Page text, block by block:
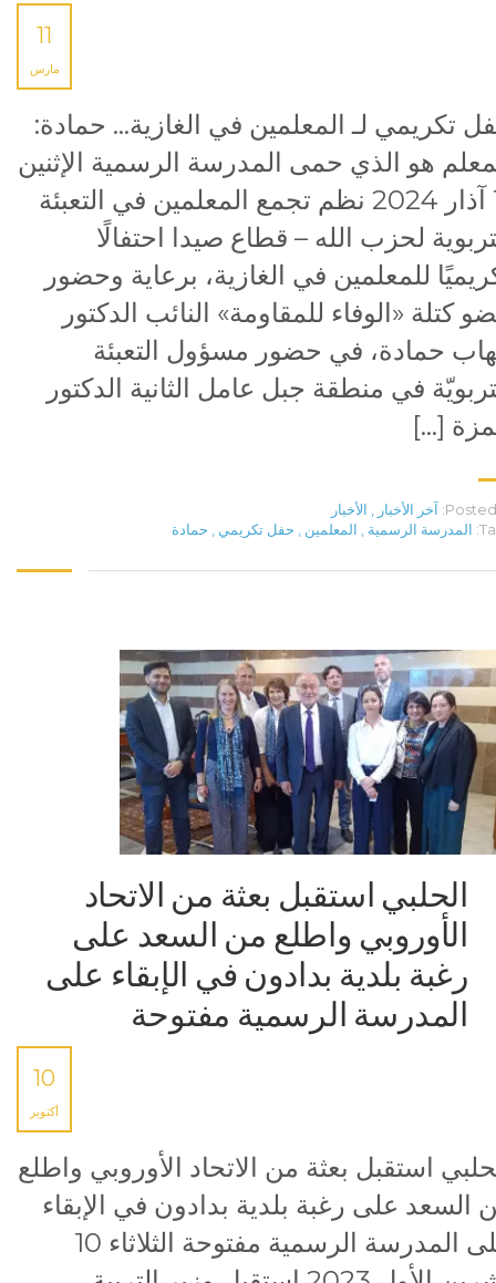
11
مارس
تكريمي لـ المعلمين في الغازية… حمادة:
هو الذي حمى المدرسة الرسمية الإثنين
11 آذار 2024 نظم تجمع المعلمين في التعبئة
لحزب الله – قطاع صيدا احتفالًا
للمعلمين في الغازية، برعاية وحضور
كتلة «الوفاء للمقاومة» النائب الدكتور
حمادة، في حضور مسؤول التعبئة
في منطقة جبل عامل الثانية الدكتور
[…]
Posted آخر الأخبار
الأخبار
المدرسة الرسمية المعلمين حفل تكريمي حمادة
الحلبي استقبل بعثة من الاتحاد
الأوروبي واطلع من السعد على
رغبة بلدية بدادون في الإبقاء على
المدرسة الرسمية مفتوحة
10
أكتوبر
استقبل بعثة من الاتحاد الأوروبي واطلع
السعد على رغبة بلدية بدادون في الإبقاء
على المدرسة الرسمية مفتوحة الثلاثاء 10